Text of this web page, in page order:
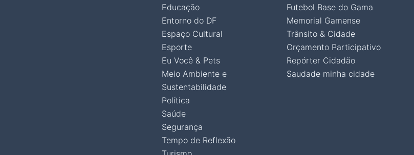
Educação
Entorno do DF
Espaço Cultural
Esporte
Eu Você & Pets
Meio Ambiente e
Sustentabilidade
Política
Saúde
Segurança
Tempo de Reflexão
Futebol Base do Gama
Memorial Gamense
Trânsito & Cidade
Orçamento Participativo
Repórter Cidadão
Saudade minha cidade